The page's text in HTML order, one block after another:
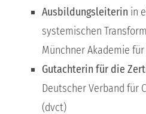
Ausbildungsleiterin in
systemischen
Münchner Akademie
Gutachterin für die
Deutscher Verband für
(dvct)